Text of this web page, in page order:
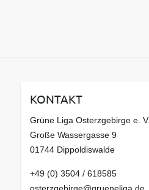
KONTAKT
Grüne Liga Osterzgebirge e. V.
Große Wassergasse 9
01744 Dippoldiswalde
+49 (0) 3504 / 618585